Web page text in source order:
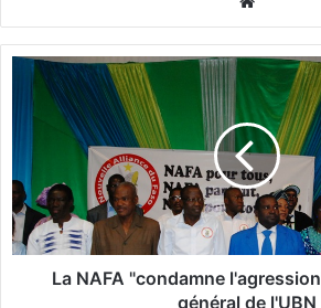
bsi
te
A
A
"
c
o
La NAFA "condamne
général de l'UBN